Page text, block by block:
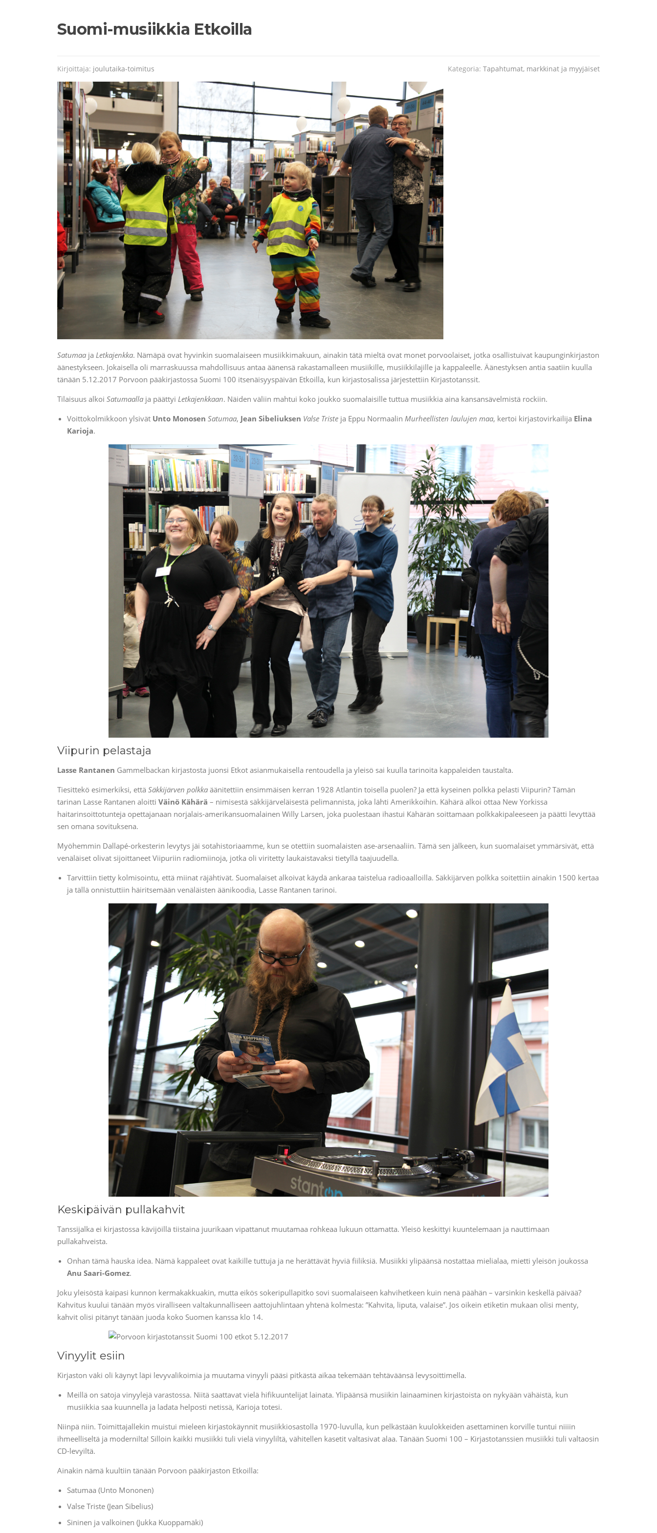
Suomi-musiikkia Etkoilla
Kirjoittaja: joulutaika-toimitus Kategoria: Tapahtumat, markkinat ja myyjäiset
Satumaa ja Letkajenkka. Nämäpä ovat hyvinkin suomalaiseen musiikkimakuun, ainakin tätä mieltä ovat monet porvoolaiset, jotka osallistuivat kaupunginkirjaston
äänestykseen. Jokaisella oli marraskuussa mahdollisuus antaa äänensä rakastamalleen musiikille, musiikkilajille ja kappaleelle. Äänestyksen antia saatiin kuulla
tänään 5.12.2017 Porvoon pääkirjastossa Suomi 100 itsenäisyyspäivän Etkoilla, kun kirjastosalissa järjestettiin Kirjastotanssit.
Tilaisuus alkoi Satumaalla ja päättyi Letkajenkkaan. Näiden väliin mahtui koko joukko suomalaisille tuttua musiikkia aina kansansävelmistä rockiin.
Voittokolmikkoon ylsivät Unto Monosen Satumaa, Jean Sibeliuksen Valse Triste ja Eppu Normaalin Murheellisten laulujen maa, kertoi kirjastovirkailija Elina
Karioja.
Viipurin pelastaja
Lasse Rantanen Gammelbackan kirjastosta juonsi Etkot asianmukaisella rentoudella ja yleisö sai kuulla tarinoita kappaleiden taustalta.
Tiesittekö esimerkiksi, että Säkkijärven polkka äänitettiin ensimmäisen kerran 1928 Atlantin toisella puolen? Ja että kyseinen polkka pelasti Viipurin? Tämän
tarinan Lasse Rantanen aloitti Väinö Kähärä – nimisestä säkkijärveläisestä pelimannista, joka lähti Amerikkoihin. Kähärä alkoi ottaa New Yorkissa
haitarinsoittotunteja opettajanaan norjalais-amerikansuomalainen Willy Larsen, joka puolestaan ihastui Kähärän soittamaan polkkakipaleeseen ja päätti levyttää
sen omana sovituksena.
Myöhemmin Dallapé-orkesterin levytys jäi sotahistoriaamme, kun se otettiin suomalaisten ase-arsenaaliin. Tämä sen jälkeen, kun suomalaiset ymmärsivät, että
venäläiset olivat sijoittaneet Viipuriin radiomiinoja, jotka oli viritetty laukaistavaksi tietyllä taajuudella.
Tarvittiin tietty kolmisointu, että miinat räjähtivät. Suomalaiset alkoivat käydä ankaraa taistelua radioaalloilla. Säkkijärven polkka soitettiin ainakin 1500 kertaa
ja tällä onnistuttiin häiritsemään venäläisten äänikoodia, Lasse Rantanen tarinoi.
Keskipäivän pullakahvit
Tanssijalka ei kirjastossa kävijöillä tiistaina juurikaan vipattanut muutamaa rohkeaa lukuun ottamatta. Yleisö keskittyi kuuntelemaan ja nauttimaan
pullakahveista.
Onhan tämä hauska idea. Nämä kappaleet ovat kaikille tuttuja ja ne herättävät hyviä fiiliksiä. Musiikki ylipäänsä nostattaa mielialaa, mietti yleisön joukossa
Anu Saari-Gomez.
Joku yleisöstä kaipasi kunnon kermakakkuakin, mutta eikös sokeripullapitko sovi suomalaiseen kahvihetkeen kuin nenä päähän – varsinkin keskellä päivää?
Kahvitus kuului tänään myös viralliseen valtakunnalliseen aattojuhlintaan yhtenä kolmesta: ”Kahvita, liputa, valaise”. Jos oikein etiketin mukaan olisi menty,
kahvit olisi pitänyt tänään juoda koko Suomen kanssa klo 14.
Vinyylit esiin
Kirjaston väki oli käynyt läpi levyvalikoimia ja muutama vinyyli pääsi pitkästä aikaa tekemään tehtäväänsä levysoittimella.
Meillä on satoja vinyylejä varastossa. Niitä saattavat vielä hifikuuntelijat lainata. Ylipäänsä musiikin lainaaminen kirjastoista on nykyään vähäistä, kun
musiikkia saa kuunnella ja ladata helposti netissä, Karioja totesi.
Niinpä niin. Toimittajallekin muistui mieleen kirjastokäynnit musiikkiosastolla 1970-luvulla, kun pelkästään kuulokkeiden asettaminen korville tuntui niiiin
ihmeelliseltä ja modernilta! Silloin kaikki musiikki tuli vielä vinyyliltä, vähitellen kasetit valtasivat alaa. Tänään Suomi 100 – Kirjastotanssien musiikki tuli valtaosin
CD-levyiltä.
Ainakin nämä kuultiin tänään Porvoon pääkirjaston Etkoilla:
Satumaa (Unto Mononen)
Valse Triste (Jean Sibelius)
Sininen ja valkoinen (Jukka Kuoppamäki)